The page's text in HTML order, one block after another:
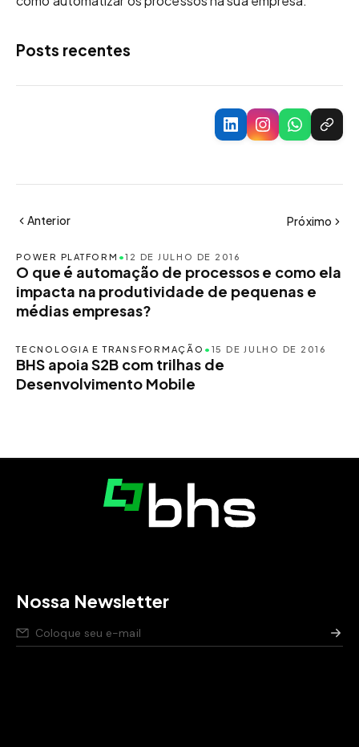
Posts recentes
Anterior Próximo
POWER PLATFORM •12 DE JULHO DE 2016
O que é automação de processos e como ela
impacta na produtividade de pequenas e
médias empresas?
TECNOLOGIA E TRANSFORMAÇÃO • 15 DE JULHO DE 2016
BHS apoia S2B com trilhas de
Desenvolvimento Mobile
Nossa Newsletter